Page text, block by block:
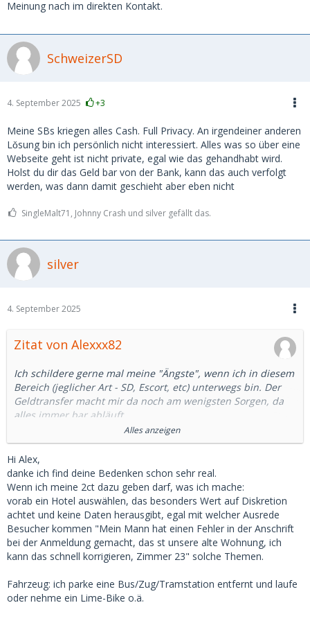
Meinung nach im direkten Kontakt.
SchweizerSD
4. September 2025 +3
Meine SBs kriegen alles Cash. Full Privacy. An irgendeiner anderen
Lǒsung bin ich persönlich nicht interessiert. Alles was so über eine
Webseite geht ist nicht private, egal wie das gehandhabt wird.
Holst du dir das Geld bar von der Bank, kann das auch verfolgt
werden, was dann damit geschieht aber eben nicht
SingleMalt71, Johnny Crash und silver gefällt das.
silver
4. September 2025
Zitat von Alexxx82
Ich schildere gerne mal meine "Ängste", wenn ich in diesem
Bereich (jeglicher Art - SD, Escort, etc) unterwegs bin. Der
Geldtransfer macht mir da noch am wenigsten Sorgen, da
alles immer bar abläuft.
Mehr Sorgen macht mir das Buchen eines Hotelzimmers.
Das kann ich zwar noch problemlos online reservieren, aber
die Schlüsselkarte muss ich in der Regel persönlich
abholen. Und da bedarf es ein bisschen Planung, sodass die
Dame nicht direkt neben mir steht. Letztlich bleibt mein
Name dennoch unwiderbringlich mit dem Datum und der
Zimmernummer in den Büchern des Hotels verknüpft.
Ich geb auch nie meinen echten Namen an.
Und seinen Ausweis muss man nicht vorzeigen!
Sorgen macht mir auch, wo ich mein Fahrzeug parke. Auch
hier gibt es eine eindeutige Kennung, die im worst-case auf
Alles anzeigen
Hi Alex,
danke ich find deine Bedenken schon sehr real.
Wenn ich meine 2ct dazu geben darf, was ich mache:
vorab ein Hotel auswählen, das besonders Wert auf Diskretion
achtet und keine Daten herausgibt, egal mit welcher Ausrede
Besucher kommen "Mein Mann hat einen Fehler in der Anschrift
bei der Anmeldung gemacht, das st unsere alte Wohnung, ich
kann das schnell korrigieren, Zimmer 23" solche Themen.
Fahrzeug: ich parke eine Bus/Zug/Tramstation entfernt und laufe
oder nehme ein Lime-Bike o.ä.